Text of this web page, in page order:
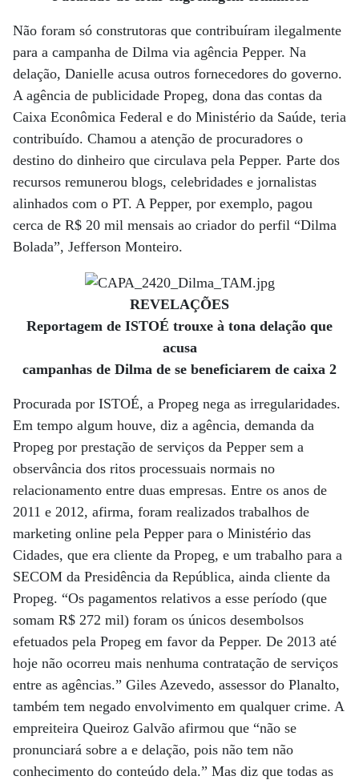
Não foram só construtoras que contribuíram ilegalmente
para a campanha de Dilma via agência Pepper. Na
delação, Danielle acusa outros fornecedores do governo.
A agência de publicidade Propeg, dona das contas da
Caixa Econômica Federal e do Ministério da Saúde, teria
contribuído. Chamou a atenção de procuradores o
destino do dinheiro que circulava pela Pepper. Parte dos
recursos remunerou blogs, celebridades e jornalistas
alinhados com o PT. A Pepper, por exemplo, pagou
cerca de R$ 20 mil mensais ao criador do perfil “Dilma
Bolada”, Jefferson Monteiro.
REVELAÇÕES
Reportagem de ISTOÉ trouxe à tona delação que
acusa
campanhas de Dilma de se beneficiarem de caixa 2
Procurada por ISTOÉ, a Propeg nega as irregularidades.
Em tempo algum houve, diz a agência, demanda da
Propeg por prestação de serviços da Pepper sem a
observância dos ritos processuais normais no
relacionamento entre duas empresas. Entre os anos de
2011 e 2012, afirma, foram realizados trabalhos de
marketing online pela Pepper para o Ministério das
Cidades, que era cliente da Propeg, e um trabalho para a
SECOM da Presidência da República, ainda cliente da
Propeg. “Os pagamentos relativos a esse período (que
somam R$ 272 mil) foram os únicos desembolsos
efetuados pela Propeg em favor da Pepper. De 2013 até
hoje não ocorreu mais nenhuma contratação de serviços
entre as agências.” Giles Azevedo, assessor do Planalto,
também tem negado envolvimento em qualquer crime. A
empreiteira Queiroz Galvão afirmou que “não se
pronunciará sobre a e delação, pois não tem não
conhecimento do conteúdo dela.” Mas diz que todas as